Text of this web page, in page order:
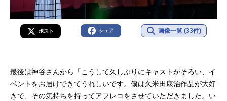
ポスト シェア 画像一覧 (33件)
最後は神谷さんから「こうして久しぶりにキャストがそろい、イ
ベントをお届けできてうれしいです。僕は久米田康治作品が大好
きで、その気持ちを持ってアフレコをさせていただきました。い